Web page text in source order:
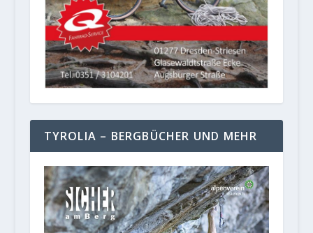
TYROLIA – BERGBÜCHER UND MEHR